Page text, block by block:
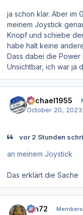
ja schon klar. Aber im
meinem Joystick
Knopf und schiebe
habe halt keine
Dass dabei die
Unsichtbar, ich war ja
Michael1955
October 20, 2023
vor 2 Stunden
an meinem Joystick
Das erklärt die Sache
ron72 Members